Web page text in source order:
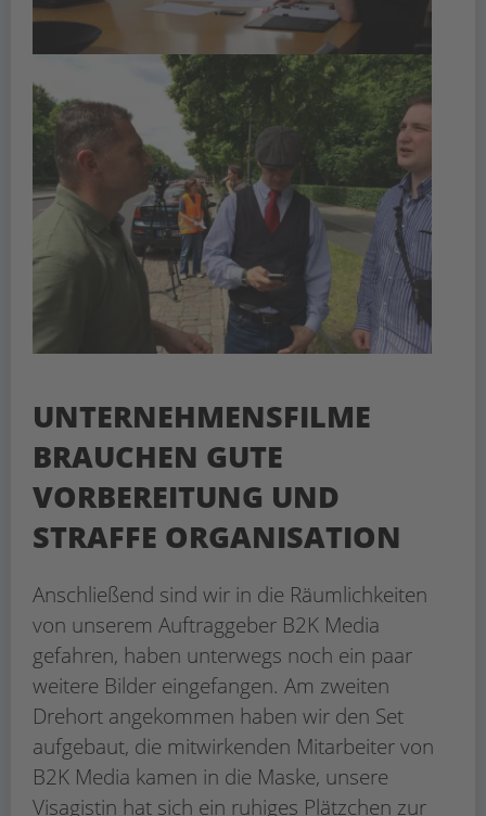
UNTERNEHMENSFILME
BRAUCHEN GUTE
VORBEREITUNG UND
STRAFFE ORGANISATION
Anschließend sind wir in die Räumlichkeiten
von unserem Auftraggeber B2K Media
gefahren, haben unterwegs noch ein paar
weitere Bilder eingefangen. Am zweiten
Drehort angekommen haben wir den Set
aufgebaut, die mitwirkenden Mitarbeiter von
B2K Media kamen in die Maske, unsere
Visagistin hat sich ein ruhiges Plätzchen zur